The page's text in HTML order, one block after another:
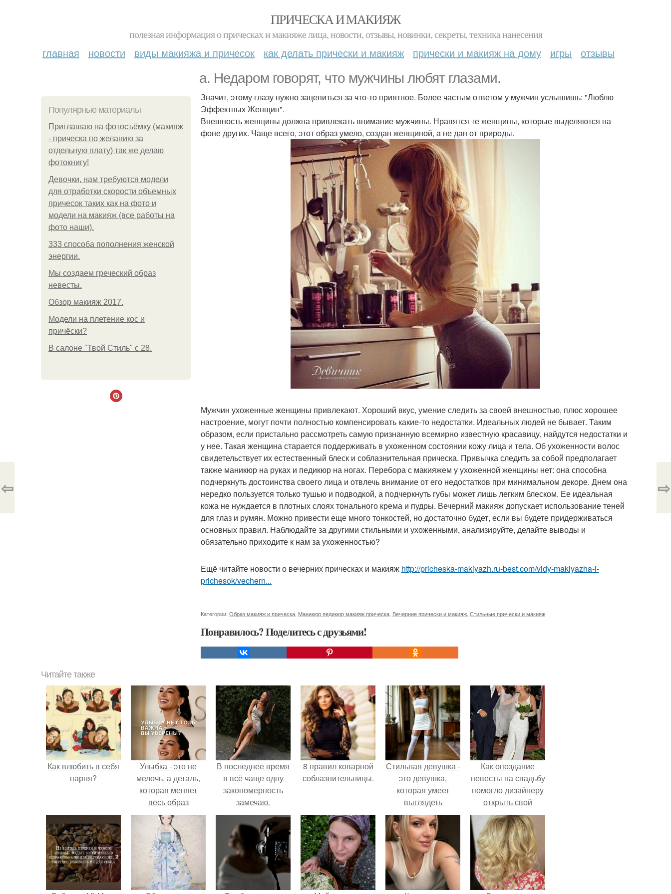
ПРИЧЕСКА И МАКИЯЖ
полезная информация о прическах и макияже лица, новости, отзывы, новинки, секреты, техника нанесения
главная новости виды макияжа и причесок как делать прически и макияж прически и макияж на дому игры отзывы
a. Недаром говорят, что мужчины любят глазами.
Популярные материалы
Приглашаю на фотосъёмку (макияж
- прическа по желанию за
отдельную плату) так же делаю
фотокнигу!
Девочки, нам требуются модели
для отработки скорости объемных
причесок таких как на фото и
модели на макияж (все работы на
фото наши).
333 способа пополнения женской
энергии.
Мы создаем греческий образ
невесты.
Обзор макияж 2017.
Модели на плетение кос и
причёски?
В салоне "Твой Стиль" с 28.
Значит, этому глазу нужно зацепиться за что-то приятное. Более частым ответом у мужчин услышишь: "Люблю
Эффектных Женщин".
Внешность женщины должна привлекать внимание мужчины. Нравятся те женщины, которые выделяются на
фоне других. Чаще всего, этот образ умело, создан женщиной, а не дан от природы.
Мужчин ухоженные женщины привлекают. Хороший вкус, умение следить за своей внешностью, плюс хорошее
настроение, могут почти полностью компенсировать какие-то недостатки. Идеальных людей не бывает. Таким
образом, если пристально рассмотреть самую признанную всемирно известную красавицу, найдутся недостатки и
у нее. Такая женщина старается поддерживать в ухоженном состоянии кожу лица и тела. Об ухоженности волос
свидетельствует их естественный блеск и соблазнительная прическа. Привычка следить за собой предполагает
также маникюр на руках и педикюр на ногах. Перебора с макияжем у ухоженной женщины нет: она способна
подчеркнуть достоинства своего лица и отвлечь внимание от его недостатков при минимальном декоре. Днем она
нередко пользуется только тушью и подводкой, а подчеркнуть губы может лишь легким блеском. Ее идеальная
кожа не нуждается в плотных слоях тонального крема и пудры. Вечерний макияж допускает использование теней
для глаз и румян. Можно привести еще много тонкостей, но достаточно будет, если вы будете придерживаться
основных правил. Наблюдайте за другими стильными и ухоженными, анализируйте, делайте выводы и
обязательно приходите к нам за ухоженностью?
Ещё читайте новости о вечерних прическах и макияж http://pricheska-makiyazh.ru-best.com/vidy-makiyazha-i-
prichesok/vechern...
Категории: Образ макияж и прическа Маникюр педикюр макияж прическа Вечерние прически и макияж Стильные прически и макияж
Понравилось? Поделитесь с друзьями!
⇦ ⇨
Читайте также
Как влюбить в себя
парня?
Улыбка - это не
мелочь, а деталь,
которая меняет
весь образ
человека.
В последнее время
я всё чаще одну
закономерность
замечаю.
8 правил коварной
соблазнительницы.
Стильная девушка -
это девушка,
которая умеет
выглядеть
привлекательно и
элегантно в любои
ситуации.
Как опоздание
невесты на свадьбу
помогло дизайнеру
открыть свой
бренд.